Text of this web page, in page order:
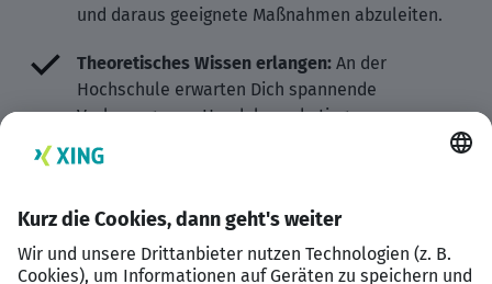
und daraus geeignete Maßnahmen abzuleiten.
Theoretisches Wissen erlangen: An der
Hochschule erwarten Dich spannende
Vorlesungen zu Handelsmarketing,
Unternehmensrechnung und Controlling, Supply-
Chain-Management sowie Unternehmens- und
Eigenverantwortlich arbeiten:Bei uns
übernimmst Du schon früh Verantwortung und